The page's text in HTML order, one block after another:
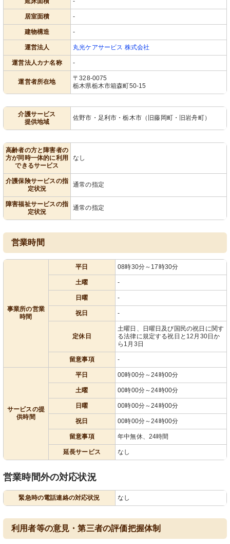
居室面積 -
建物構造 -
運営法人 丸光ケアサービス 株式会社
運営法人カナ名称 -
運営者所在地
〒328-0075
栃木県栃木市箱森町50-15
介護サービス
提供地域
佐野市・足利市・栃木市（旧藤岡町・旧岩舟町）
高齢者の方と障害者の
方が同時一体的に利用
できるサービス
なし
介護保険サービスの指
定状況
通常の指定
障害福祉サービスの指
定状況
通常の指定
営業時間
事業所の営業
時間
平日 08時30分～17時30分
土曜 -
日曜 -
祝日 -
定休日
土曜日、日曜日及び国民の祝日に関す
る法律に規定する祝日と12月30日か
ら1月3日
留意事項 -
サービスの提
供時間
平日 00時00分～24時00分
土曜 00時00分～24時00分
日曜 00時00分～24時00分
祝日 00時00分～24時00分
留意事項 年中無休、24時間
延長サービス なし
営業時間外の対応状況
緊急時の電話連絡の対応状況 なし
利用者等の意見・第三者の評価把握体制